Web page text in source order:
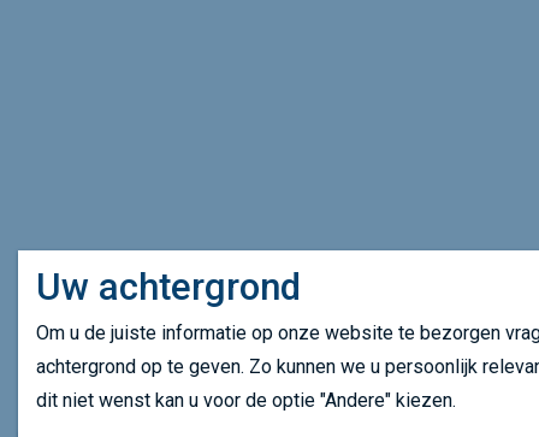
Uw achtergrond
Om u de juiste informatie op onze website te bezorgen
achtergrond op te geven. Zo kunnen we u persoonlijk
dit niet wenst kan u voor de optie "Andere" kiezen.